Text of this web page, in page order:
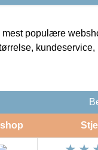
populære